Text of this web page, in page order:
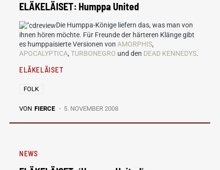
ELÄKELÄISET: Humppa United
Die Humppa-Könige liefern das, was man von
ihnen hören möchte. Für Freunde der härteren Klänge gibt
es humppaisierte Versionen von AMORPHIS,
APOCALYPTICA, TURBONEGRO und den DEAD KENNEDYS.
ELÄKELÄISET
FOLK
VON FIERCE 5. NOVEMBER 2008
NEWS